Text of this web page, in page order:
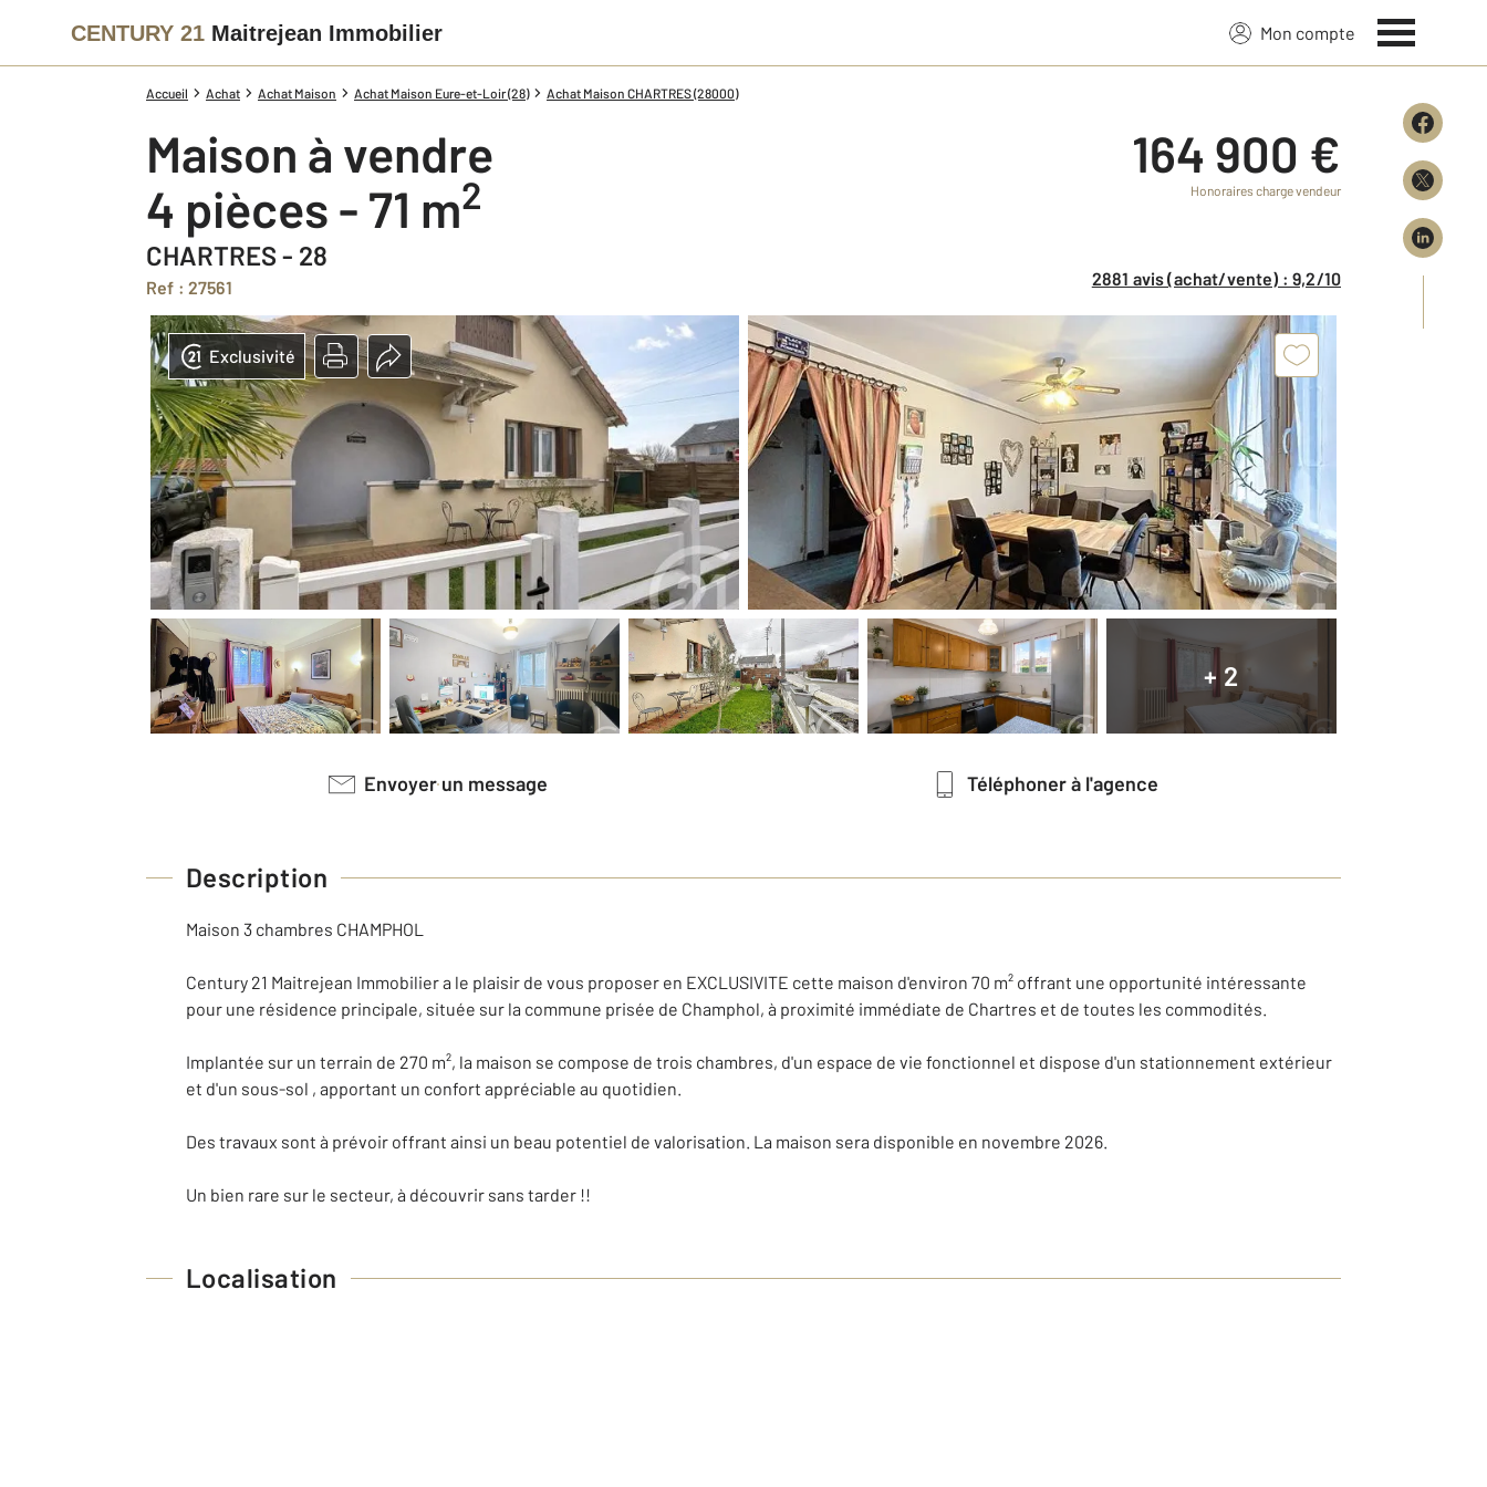
CENTURY 21 Maitrejean Immobilier Mon compte
Accueil Achat Achat Maison Achat Maison Eure-et-Loir (28) Achat Maison CHARTRES (28000)
Maison à vendre
4 pièces - 71 m2
CHARTRES - 28
Ref : 27561
164 900 €
Honoraires charge vendeur
2881 avis (achat/vente) : 9,2/10
+ 2
Exclusivité
Envoyer un message Téléphoner à l'agence
Description
Maison 3 chambres CHAMPHOL
Century 21 Maitrejean Immobilier a le plaisir de vous proposer en EXCLUSIVITE cette maison d'environ 70 m² offrant une opportunité intéressante
pour une résidence principale, située sur la commune prisée de Champhol, à proximité immédiate de Chartres et de toutes les commodités.
Implantée sur un terrain de 270 m², la maison se compose de trois chambres, d'un espace de vie fonctionnel et dispose d'un stationnement extérieur
et d'un sous-sol , apportant un confort appréciable au quotidien.
Des travaux sont à prévoir offrant ainsi un beau potentiel de valorisation. La maison sera disponible en novembre 2026.
Un bien rare sur le secteur, à découvrir sans tarder !!
Localisation